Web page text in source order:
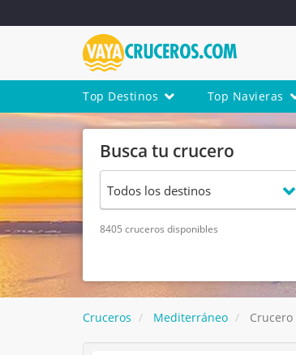
Top Destinos Top Navieras
Busca tu crucero
8405 cruceros disponibles
Cruceros Mediterráneo